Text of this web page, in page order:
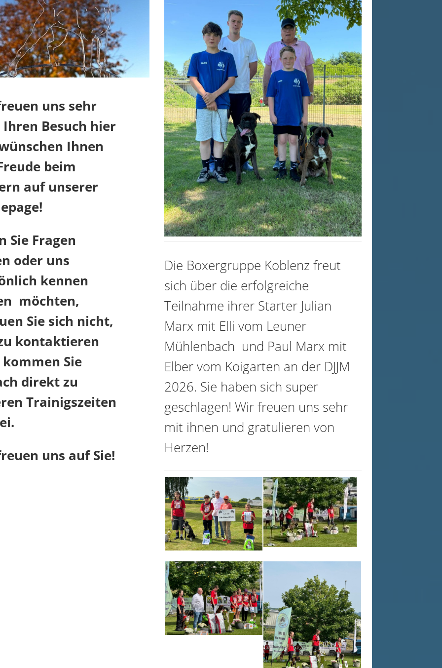
uns sehr
Besuch hier
Ihnen
beim
auf unserer
Sie Fragen
oder uns
kennen
möchten,
Sie sich nicht,
kontaktieren
Sie
direkt zu
Trainigszeiten
uns auf Sie!
Die Boxergruppe Koblenz freut
sich über die erfolgreiche
Teilnahme ihrer Starter Julian
Marx mit Elli vom Leuner
Mühlenbach und Paul Marx mit
Elber vom Koigarten an der DJJM
2026. Sie haben sich super
geschlagen! Wir freuen uns sehr
mit ihnen und gratulieren von
Herzen!